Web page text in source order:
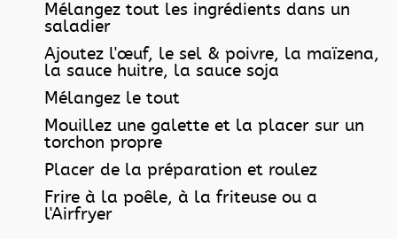
Mélangez tout les ingrédients dans un
saladier
Ajoutez l'œuf, le sel & poivre, la maïzena,
la sauce huitre, la sauce soja
Mélangez le tout
Mouillez une galette et la placer sur un
torchon propre
Placer de la préparation et roulez
Frire à la poêle, à la friteuse ou a
l'Airfryer